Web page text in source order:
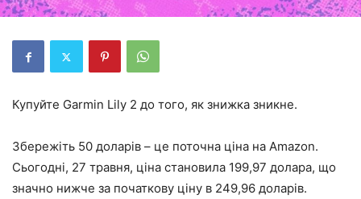
Купуйте Garmin Lily 2 до того, як знижка зникне.
Збережіть 50 доларів – це поточна ціна на Amazon.
Сьогодні, 27 травня, ціна становила 199,97 долара, що
значно нижче за початкову ціну в 249,96 доларів.